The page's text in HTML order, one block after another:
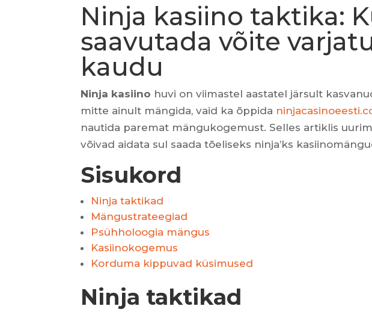
Ninja kasiino taktika:
saavutada võite
kaudu
Ninja kasiino huvi on viimastel aastatel järsult
mitte ainult mängida, vaid ka õppida
nautida paremat mängukogemust. Selles artiklis
võivad aidata sul saada tõeliseks ninja’ks
Sisukord
Ninja taktikad
Mängustrateegiad
Psühholoogia mängus
Kasiinokogemus
Korduma kippuvad küsimused
Ninja taktikad